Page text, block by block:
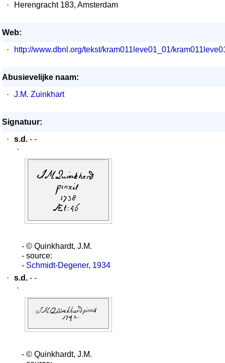
·
Herengracht 183, Amsterdam
Web:
·
http://www.dbnl.org/tekst/kram011leve01_01/
Abusievelijke naam:
·
J.M. Zuinkhart
Signatuur:
·
s.d. - -
·
- © Quinkhardt, J.M.
- source:
- Schmidt-Degener, 1934
·
s.d. - -
·
- © Quinkhardt, J.M.